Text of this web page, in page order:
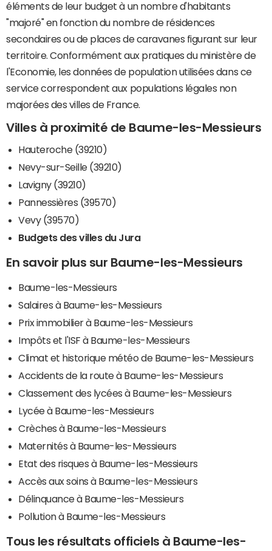
éléments de leur budget à un nombre d'habitants
"majoré" en fonction du nombre de résidences
secondaires ou de places de caravanes figurant sur leur
territoire. Conformément aux pratiques du ministère de
l'Economie, les données de population utilisées dans ce
service correspondent aux populations légales non
majorées des villes de France.
Villes à proximité de Baume-les-Messieurs
Hauteroche (39210)
Nevy-sur-Seille (39210)
Lavigny (39210)
Pannessières (39570)
Vevy (39570)
Budgets des villes du Jura
En savoir plus sur Baume-les-Messieurs
Baume-les-Messieurs
Salaires à Baume-les-Messieurs
Prix immobilier à Baume-les-Messieurs
Impôts et l'ISF à Baume-les-Messieurs
Climat et historique météo de Baume-les-Messieurs
Accidents de la route à Baume-les-Messieurs
Classement des lycées à Baume-les-Messieurs
Lycée à Baume-les-Messieurs
Crèches à Baume-les-Messieurs
Maternités à Baume-les-Messieurs
Etat des risques à Baume-les-Messieurs
Accès aux soins à Baume-les-Messieurs
Délinquance à Baume-les-Messieurs
Pollution à Baume-les-Messieurs
Tous les résultats officiels à Baume-les-